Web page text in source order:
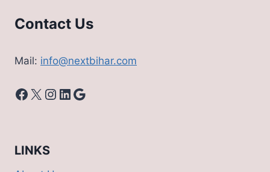
Contact Us
Mail: info@nextbihar.com
Facebook
X Instagram
LinkedIn
Google
LINKS